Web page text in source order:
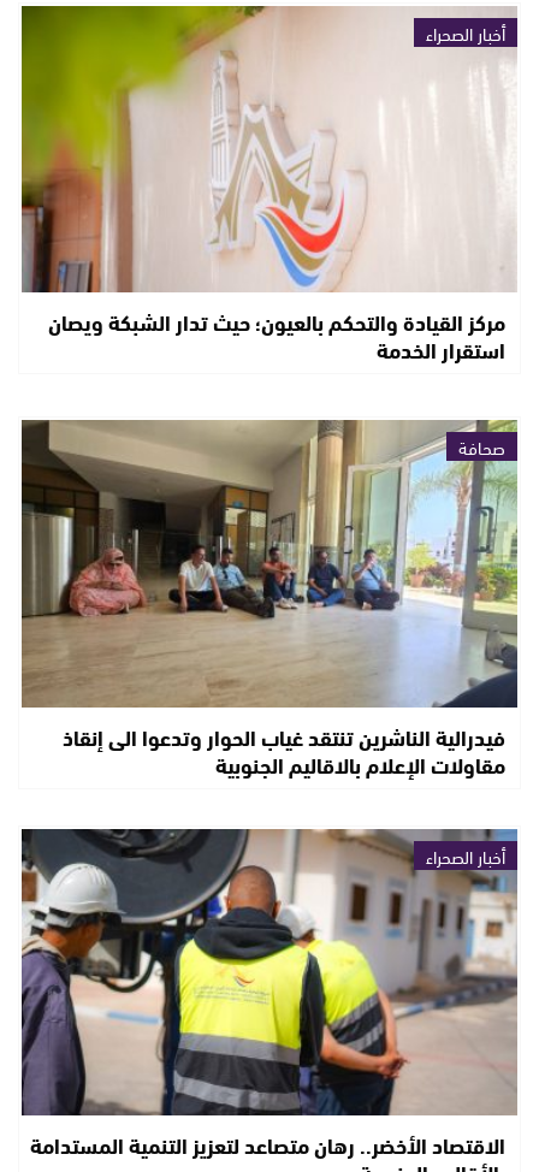
أخبار الصحراء
مركز القيادة والتحكم بالعيون؛ حيث تدار الشبكة ويصان
استقرار الخدمة
صحافة
فيدرالية الناشرين تنتقد غياب الحوار وتدعوا الى إنقاذ
مقاولات الإعلام بالاقاليم الجنوبية
أخبار الصحراء
الاقتصاد الأخضر.. رهان متصاعد لتعزيز التنمية المستدامة